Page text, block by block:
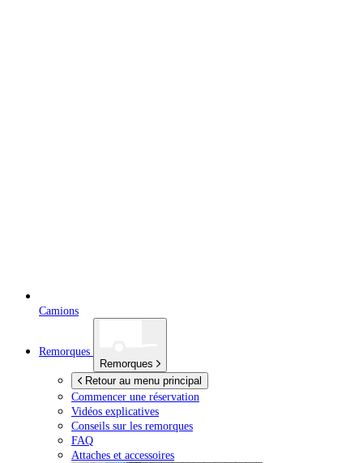
Camions
Remorques
Remorques
Retour au menu principal
Commencer une réservation
Vidéos explicatives
Conseils sur les remorques
FAQ
Attaches et accessoires